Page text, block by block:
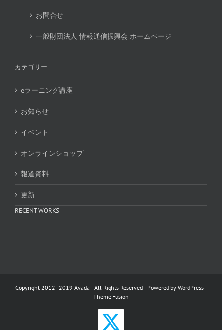
お問合せ
一般財団法人 情報通信振興会 ホームページ
カテゴリー
eラーニング講座
お知らせ
イベント
オンラインショップ
報道資料
更新
RECENT WORKS
Copyright 2012 - 2019 Avada | All Rights Reserved | Powered by WordPress |
Theme Fusion